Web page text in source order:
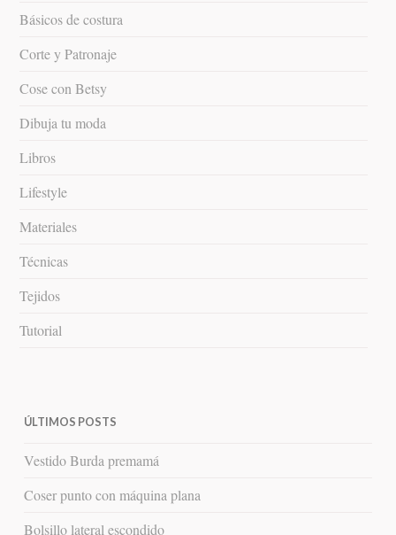
Básicos de costura
Corte y Patronaje
Cose con Betsy
Dibuja tu moda
Libros
Lifestyle
Materiales
Técnicas
Tejidos
Tutorial
ÚLTIMOS POSTS
Vestido Burda premamá
Coser punto con máquina plana
Bolsillo lateral escondido